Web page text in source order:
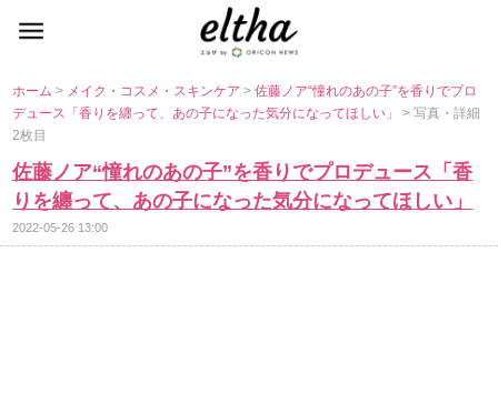
ホーム> メイク・コスメ・スキンケア>佐藤ノア“憧れのあの子”を香りでプロ
デュース「香りを纏って、あの子になった気分になってほしい」> 写真・詳細
2枚目
佐藤ノア“憧れのあの子”を香りでプロデュース「香
りを纏って、あの子になった気分になってほしい」
2022-05-26 13:00